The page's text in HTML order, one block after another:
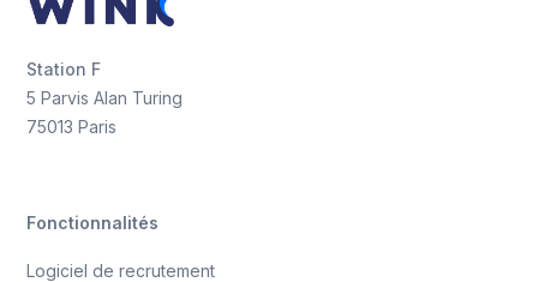
Station F
5 Parvis Alan Turing
75013 Paris
Fonctionnalités
Logiciel de recrutement